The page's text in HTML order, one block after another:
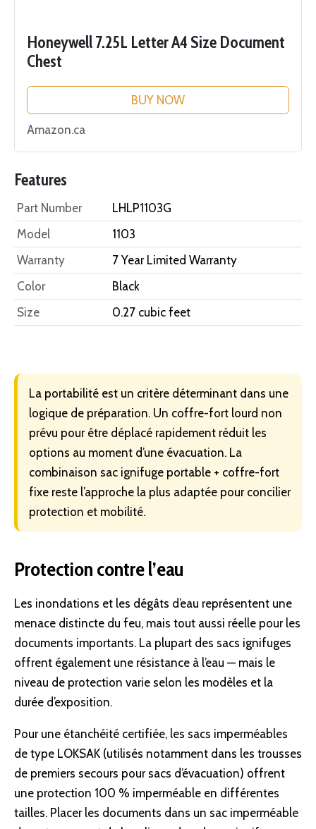
Honeywell 7.25L Letter A4 Size Document
Chest
BUY NOW
Amazon.ca
Features
Part Number
LHLP1103G
Model
1103
Warranty
7 Year Limited Warranty
Color
Black
Size
0.27 cubic feet
La portabilité est un critère déterminant dans une
logique de préparation. Un coffre-fort lourd non
prévu pour être déplacé rapidement réduit les
options au moment d’une évacuation. La
combinaison sac ignifuge portable + coffre-fort
fixe reste l’approche la plus adaptée pour concilier
protection et mobilité.
Protection contre l’eau
Les inondations et les dégâts d’eau représentent une
menace distincte du feu, mais tout aussi réelle pour les
documents importants. La plupart des sacs ignifuges
offrent également une résistance à l’eau — mais le
niveau de protection varie selon les modèles et la
durée d’exposition.
Pour une étanchéité certifiée, les sacs imperméables
de type LOKSAK (utilisés notamment dans les trousses
de premiers secours pour sacs d’évacuation) offrent
une protection 100 % imperméable en différentes
tailles. Placer les documents dans un sac imperméable